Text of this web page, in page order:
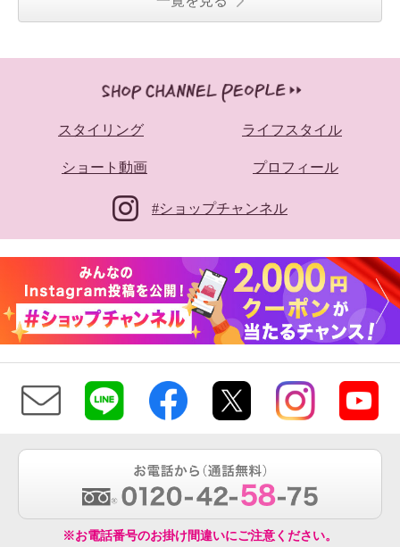
スタイリング ライフスタイル
ショート動画 プロフィール
#ショップチャンネル
※お電話番号のお掛け間違いにご注意ください。